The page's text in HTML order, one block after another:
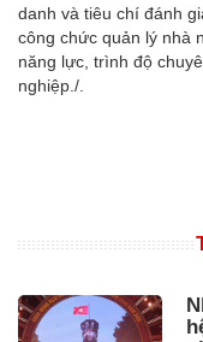
danh và tiêu chí đánh
công chức quản lý nhà
năng lực, trình độ
nghiệp./.